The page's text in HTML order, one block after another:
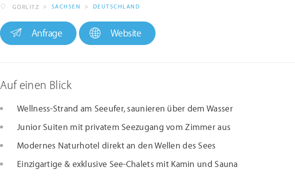
GÖRLITZ > SACHSEN > DEUTSCHLAND
Anfrage Website
Auf einen Blick
Wellness-Strand am Seeufer, saunieren über dem Wasser
Junior Suiten mit privatem Seezugang vom Zimmer aus
Modernes Naturhotel direkt an den Wellen des Sees
Einzigartige & exklusive See-Chalets mit Kamin und Sauna